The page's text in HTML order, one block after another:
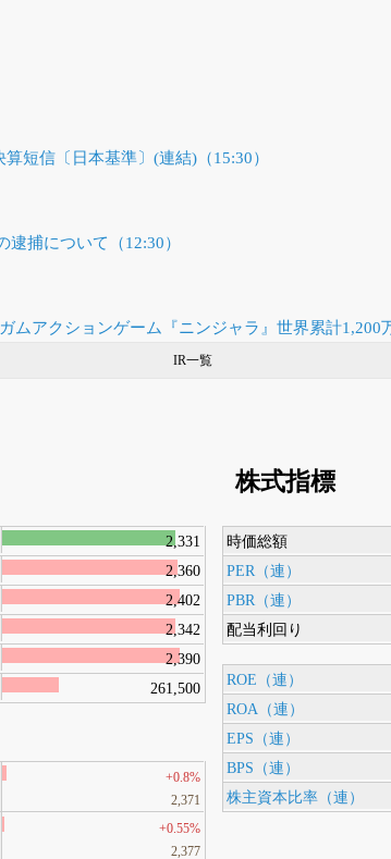
短信〔日本基準〕(連結)（15:30）
捕について（12:30）
ムアクションゲーム『ニンジャラ』世界累計1,200
IR一覧
2,331
2,360
2,402
2,342
2,390
261,500
+0.8%
2,371
+0.55%
2,377
株式指標
時価総額
PER（連）
PBR（連）
配当利回り
ROE（連）
ROA（連）
EPS（連）
BPS（連）
株主資本比率（連）